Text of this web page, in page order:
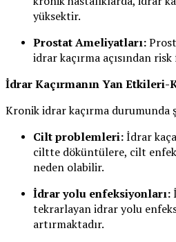
yüksektir.
Prostat Ameliyatları:
idrar kaçırma açısından
İdrar Kaçırmanın Yan Etkileri-
Kronik idrar kaçırma durumunda
Cilt problemleri:İdrar
ciltte döküntülere, cilt
neden olabilir.
İdrar yolu enfeksiyonları:
tekrarlayan idrar yolu
artırmaktadır.